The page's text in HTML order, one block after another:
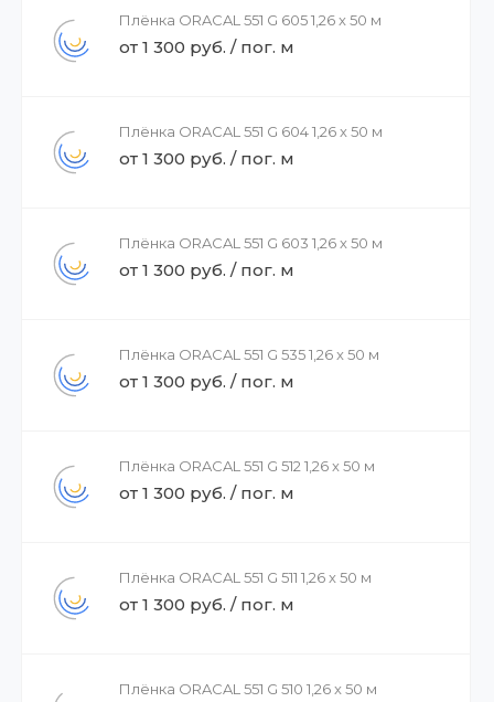
Плёнка ORACAL 551 G 605 1,26 x 50 м
от 1 300 руб. / пог. м
Плёнка ORACAL 551 G 604 1,26 x 50 м
от 1 300 руб. / пог. м
Плёнка ORACAL 551 G 603 1,26 x 50 м
от 1 300 руб. / пог. м
Плёнка ORACAL 551 G 535 1,26 x 50 м
от 1 300 руб. / пог. м
Плёнка ORACAL 551 G 512 1,26 x 50 м
от 1 300 руб. / пог. м
Плёнка ORACAL 551 G 511 1,26 x 50 м
от 1 300 руб. / пог. м
Плёнка ORACAL 551 G 510 1,26 x 50 м